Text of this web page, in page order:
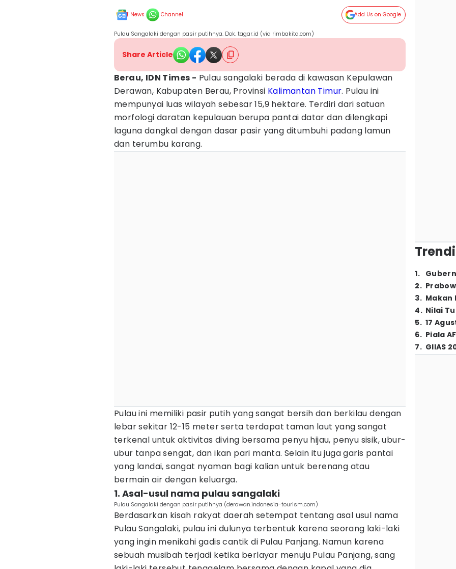
News Channel Add Us on Google
Pulau Sangalaki dengan pasir putihnya. Dok. tagar.id (via rimbakita.com)
Share Article
Berau, IDN Times - Pulau sangalaki berada di kawasan Kepulawan
Derawan, Kabupaten Berau, Provinsi Kalimantan Timur. Pulau ini
mempunyai luas wilayah sebesar 15,9 hektare. Terdiri dari satuan
morfologi daratan kepulauan berupa pantai datar dan dilengkapi
laguna dangkal dengan dasar pasir yang ditumbuhi padang lamun
dan terumbu karang.
Pulau ini memiliki pasir putih yang sangat bersih dan berkilau dengan
lebar sekitar 12-15 meter serta terdapat taman laut yang sangat
terkenal untuk aktivitas diving bersama penyu hijau, penyu sisik, ubur-
ubur tanpa sengat, dan ikan pari manta. Selain itu juga garis pantai
yang landai, sangat nyaman bagi kalian untuk berenang atau
bermain air dengan keluarga.
1. Asal-usul nama pulau sangalaki
Pulau Sangalaki dengan pasir putihnya (derawan.indonesia-tourism.com)
Berdasarkan kisah rakyat daerah setempat tentang asal usul nama
Pulau Sangalaki, pulau ini dulunya terbentuk karena seorang laki-laki
yang ingin menikahi gadis cantik di Pulau Panjang. Namun karena
sebuah musibah terjadi ketika berlayar menuju Pulau Panjang, sang
1.
2.
3. Makan
4. Nilai
5. 17
6. Piala
7. GIIAS